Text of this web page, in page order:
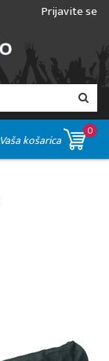
Prijavite se
Vaša košarica
0